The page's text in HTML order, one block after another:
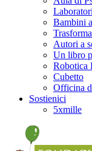
Bambini
Autori a
Un libro
Robotica
Cubetto
Officina
Sostienici
5xmille